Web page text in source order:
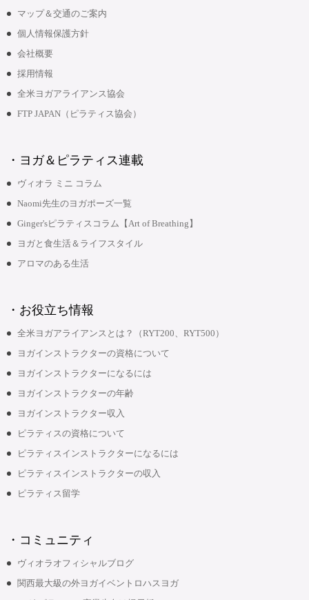
マップ＆交通のご案内
個人情報保護方針
会社概要
採用情報
全米ヨガアライアンス協会
FTP JAPAN（ピラティス協会）
・ヨガ＆ピラティス連載
ヴィオラ ミニ コラム
Naomi先生のヨガポーズ一覧
Ginger'sピラティスコラム【Art of Breathing】
ヨガと食生活＆ライフスタイル
アロマのある生活
・お役立ち情報
全米ヨガアライアンスとは？（RYT200、RYT500）
ヨガインストラクターの資格について
ヨガインストラクターになるには
ヨガインストラクターの年齢
ヨガインストラクター収入
ピラティスの資格について
ピラティスインストラクターになるには
ピラティスインストラクターの収入
ピラティス留学
・コミュニティ
ヴィオラオフィシャルブログ
関西最大級の外ヨガイベントロハスヨガ